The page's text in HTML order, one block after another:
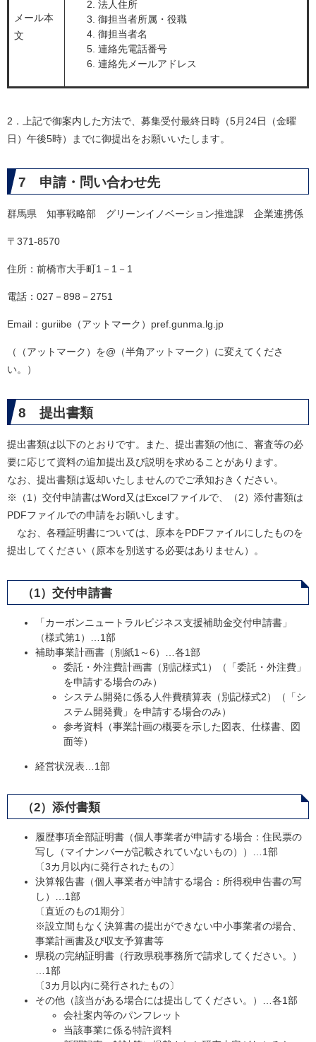
メール本
文
法人住所
御担当者所属・役職
御担当者名
連絡先電話番号
連絡先メールアドレス
2．上記で御案内した方法で、募集受付最終日時（5月24日（金曜
日）午後5時）までに御提出をお願いいたします。
7 申請・問い合わせ先
群馬県 知事戦略部 グリーンイノベーション推進課 企業連携係
〒371-8570
住所：前橋市大手町1－1－1
電話：027－898－2751
Email：guriibe（アットマーク）pref.gunma.lg.jp
（（アットマーク）を@（半角アットマーク）に変えてくださ
い。）
8 提出書類
提出書類は以下のとおりです。また、提出書類の他に、審査等の必
要に応じて資料の追加提出及び説明を求めることがあります。
なお、提出書類は返却いたしませんのでご承知おきください。
※（1）交付申請書はWord又はExcelファイルで、（2）添付書類は
PDFファイルでの申請をお願いします。
なお、各種証明書については、原本をPDFファイルにしたものを
提出してください（原本を別送する必要はありません）。
（1）交付申請書
「カーボンニュートラルビジネス支援補助金交付申請書」
（様式第1）…1部
補助事業計画書（別紙1～6）…各1部
委託・外注費計画書（別記様式1）（「委託・外注費」
を申請する場合のみ）
システム開発に係る人件費積算表（別記様式2）（「シ
ステム開発費」を申請する場合のみ）
参考資料（事業計画の概要を示した図表、仕様書、図
面等）
経営状況表…1部
（2）添付書類
履歴事項全部証明書（個人事業者が申請する場合：住民票の
写し（マイナンバーが記載されていないもの））…1部
〔3カ月以内に発行されたもの〕
決算報告書（個人事業者が申請する場合：所得税申告書の写
し）…1部
〔直近のもの1期分〕
※設立間もなく決算書の提出ができない中小事業者の場合、
事業計画書及び収支予算書等
県税の完納証明書（行政県税事務所で請求してください。）
…1部
〔3カ月以内に発行されたもの〕
その他（該当がある場合には提出してください。）…各1部
会社案内等のパンフレット
当該事業に係る特許資料